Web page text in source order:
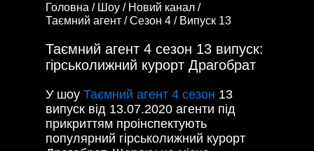
Головна / Шоу / Новий канал /
Таємний агент /Сезон 4 / Випуск 13
Таємний агент 4 сезон 13 випуск:
гірськолижний курорт Драгобрат
У шоу Таємний агент 4 сезон 13
випуск від 13.07.2020 агенти під
прикриттям проінспектують
популярний гірськолижний курорт